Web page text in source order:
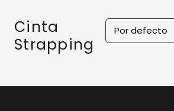
Cinta
Strapping